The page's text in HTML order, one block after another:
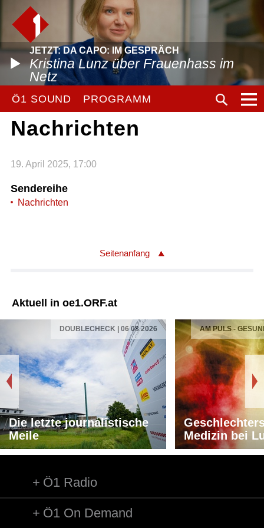
JETZT: DA CAPO: IM GESPRÄCH
Kristina Lunz über Frauenhass im
Netz
Ö1 SOUND PROGRAMM
Nachrichten
19. April 2025, 17:00
Sendereihe
Nachrichten
Seitenanfang
Aktuell in oe1.ORF.at
DOUBLECHECK | 06 08 2026
Die letzte journalistische
Meile
AM PULS -
Medizin bei
Ö1 Radio
Ö1 On Demand